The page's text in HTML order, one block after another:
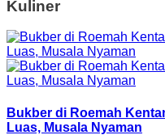
Kuliner
Bukber di Roemah
Luas, Musala Nyaman